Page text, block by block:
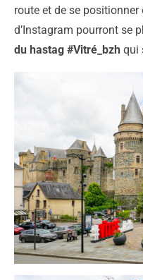
route et de se
d’Instagram pourront se
du hastag #Vitré_bzh qui